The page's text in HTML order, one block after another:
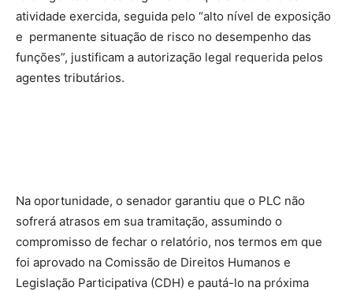
atividade exercida, seguida pelo “alto nível de exposição
e permanente situação de risco no desempenho das
funções”, justificam a autorização legal requerida pelos
agentes tributários.
Na oportunidade, o senador garantiu que o PLC não
sofrerá atrasos em sua tramitação, assumindo o
compromisso de fechar o relatório, nos termos em que
foi aprovado na Comissão de Direitos Humanos e
Legislação Participativa (CDH) e pautá-lo na próxima